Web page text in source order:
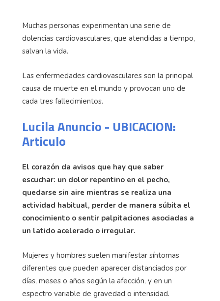
Muchas personas experimentan una serie de
dolencias cardiovasculares, que atendidas a tiempo,
salvan la vida.
Las enfermedades cardiovasculares son la principal
causa de muerte en el mundo y provocan uno de
cada tres fallecimientos.
Lucila Anuncio - UBICACION:
Articulo
El corazón da avisos que hay que saber
escuchar: un dolor repentino en el pecho,
quedarse sin aire mientras se realiza una
actividad habitual, perder de manera súbita el
conocimiento o sentir palpitaciones asociadas a
un latido acelerado o irregular.
Mujeres y hombres suelen manifestar síntomas
diferentes que pueden aparecer distanciados por
días, meses o años según la afección, y en un
espectro variable de gravedad o intensidad.